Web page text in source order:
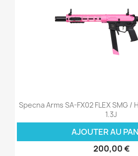
Specna Arms SA-FX02 FLEX SMG /
1.3J
AJOUTER AU
200,00 €